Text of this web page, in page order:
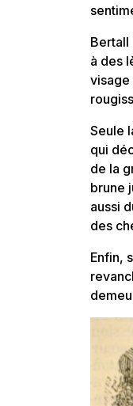
Bertall
à des
visage
Seule
qui
de la
brune
aussi
des
Enfin,